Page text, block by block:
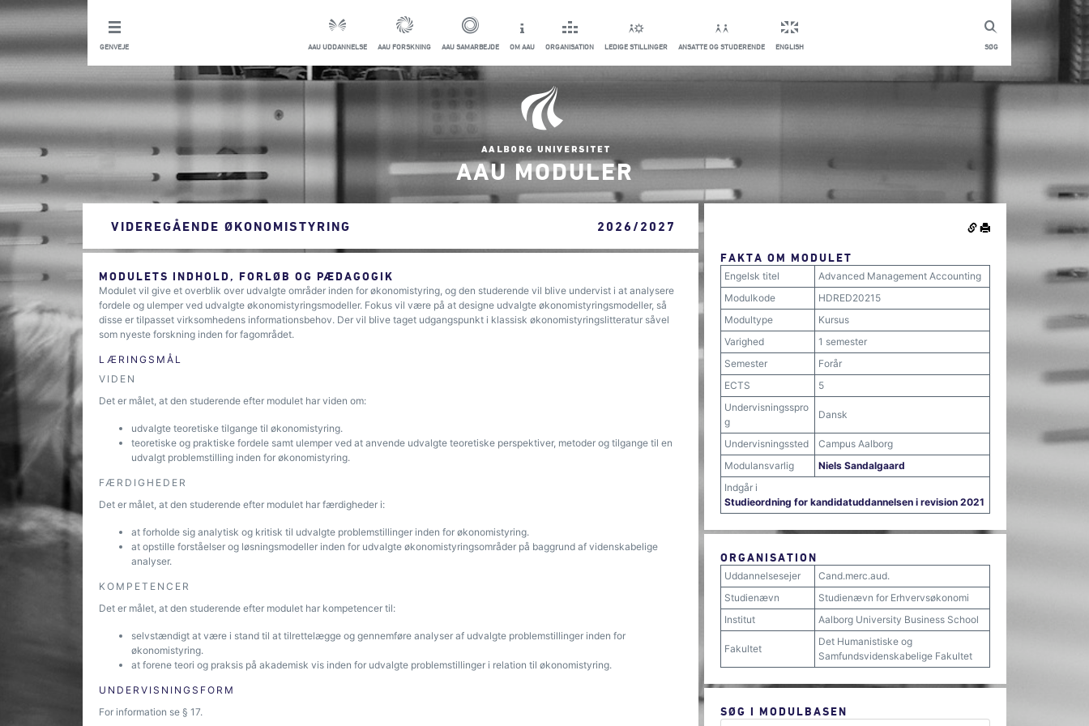
SØG
GENVEJE AAU UDDANNELSE AAU FORSKNING AAU SAMARBEJDE OM AAU ORGANISATION LEDIGE STILLINGER ANSATTE OG STUDERENDE ENGLISH
AAU MODULER
VIDEREGÅENDE ØKONOMISTYRING 2026/2027
MODULETS INDHOLD, FORLØB OG PÆDAGOGIK
Modulet vil give et overblik over udvalgte områder inden for økonomistyring, og den studerende vil blive undervist i at analysere
fordele og ulemper ved udvalgte økonomistyringsmodeller. Fokus vil være på at designe udvalgte økonomistyringsmodeller, så
disse er tilpasset virksomhedens informationsbehov. Der vil blive taget udgangspunkt i klassisk økonomistyringslitteratur såvel
som nyeste forskning inden for fagområdet.
LÆRINGSMÅL
VIDEN
Det er målet, at den studerende efter modulet har viden om:
udvalgte teoretiske tilgange til økonomistyring.
teoretiske og praktiske fordele samt ulemper ved at anvende udvalgte teoretiske perspektiver, metoder og tilgange til en
udvalgt problemstilling inden for økonomistyring.
FÆRDIGHEDER
Det er målet, at den studerende efter modulet har færdigheder i:
at forholde sig analytisk og kritisk til udvalgte problemstillinger inden for økonomistyring.
at opstille forståelser og løsningsmodeller inden for udvalgte økonomistyringsområder på baggrund af videnskabelige
analyser.
KOMPETENCER
Det er målet, at den studerende efter modulet har kompetencer til:
selvstændigt at være i stand til at tilrettelægge og gennemføre analyser af udvalgte problemstillinger inden for
økonomistyring.
at forene teori og praksis på akademisk vis inden for udvalgte problemstillinger i relation til økonomistyring.
UNDERVISNINGSFORM
For information se § 17.
FAKTA OM MODULET
Engelsk titel
Advanced Management Accounting
Modulkode
HDRED20215
Modultype
Kursus
Varighed
1 semester
Semester
Forår
ECTS
5
Undervisningsspro
g
Dansk
Undervisningssted
Campus Aalborg
Modulansvarlig
Niels Sandalgaard
Indgår i
Studieordning for kandidatuddannelsen i revision 2021
ORGANISATION
Uddannelsesejer
Cand.merc.aud.
Studienævn
Studienævn for Erhvervsøkonomi
Institut
Aalborg University Business School
Fakultet
Det Humanistiske og
Samfundsvidenskabelige Fakultet
SØG I MODULBASEN